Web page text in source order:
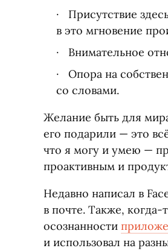
Присутствие
в это мгновение
Внимательное
Опора на
со словами.
Желание быть для
его подарили — это
что я могу и умею —
проактивным и
Недавно написал в
в почте. Также,
осознанности
и использовал на